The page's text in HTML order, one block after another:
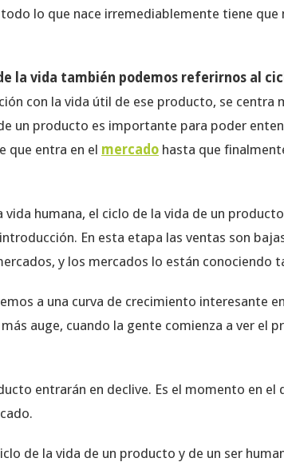
lo que nace irremediablemente tiene
la vida también podemos referirnos al
con la vida útil de ese producto, se centra
un producto es importante para poder
que entra en el mercado hasta que
vida humana, el ciclo de la vida de un
En esta etapa las ventas son
y los mercados lo están conociendo
a una curva de crecimiento interesante
auge, cuando la gente comienza a ver el
entrarán en declive. Es el momento en
de la vida de un producto y de un ser